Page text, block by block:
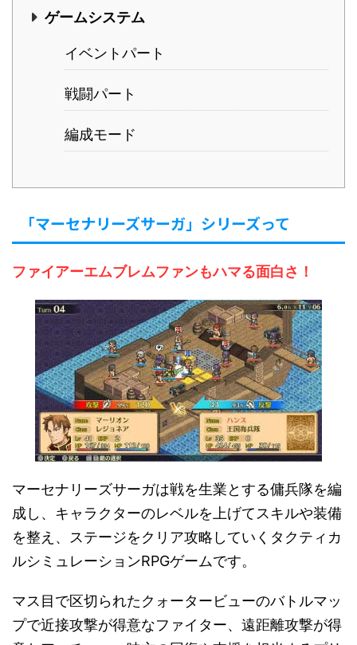
ゲームシステム
イベントパート
戦闘パート
編成モード
「マーセナリーズサーガ」シリーズって
ファイアーエムブレムファンもハマる面白さ！
マーセナリーズサーガは戦を生業とする傭兵隊を編
成し、キャラクターのレベルを上げてスキルや装備
を整え、ステージをクリア攻略していくタクティカ
ルシミュレーションRPGゲームです。
マス目で区切られたクォータービューのバトルマッ
プで近接攻撃が得意なファイター、遠距離攻撃が得